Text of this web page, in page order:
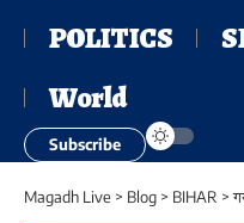
POLITICS
World
Subscribe
Magadh Live > Blog > BIHAR >